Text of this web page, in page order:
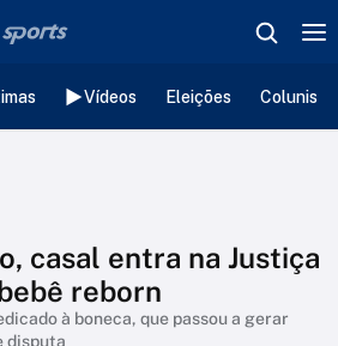
Vídeos Eleições
casal entra na Justiça
reborn
à boneca, que passou a gerar
disputa